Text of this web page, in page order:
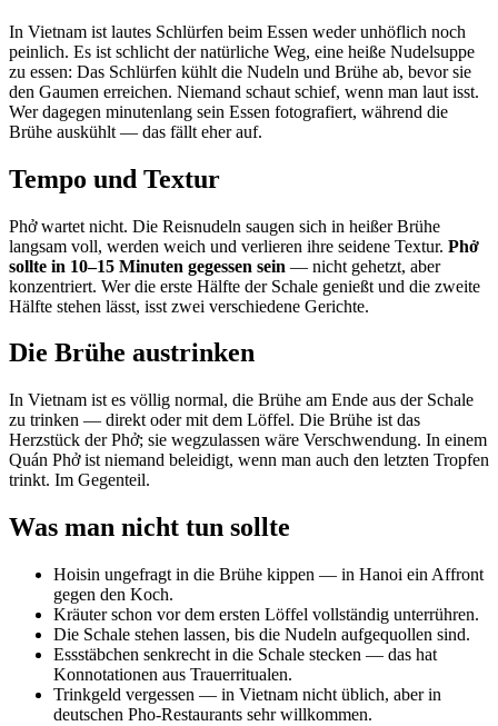
In Vietnam ist lautes Schlürfen beim Essen weder unhöflich noch
peinlich. Es ist schlicht der natürliche Weg, eine heiße Nudelsuppe
zu essen: Das Schlürfen kühlt die Nudeln und Brühe ab, bevor sie
den Gaumen erreichen. Niemand schaut schief, wenn man laut isst.
Wer dagegen minutenlang sein Essen fotografiert, während die
Brühe auskühlt — das fällt eher auf.
Tempo und Textur
Phở wartet nicht. Die Reisnudeln saugen sich in heißer Brühe
langsam voll, werden weich und verlieren ihre seidene Textur. Phở
sollte in 10–15 Minuten gegessen sein — nicht gehetzt, aber
konzentriert. Wer die erste Hälfte der Schale genießt und die zweite
Hälfte stehen lässt, isst zwei verschiedene Gerichte.
Die Brühe austrinken
In Vietnam ist es völlig normal, die Brühe am Ende aus der Schale
zu trinken — direkt oder mit dem Löffel. Die Brühe ist das
Herzstück der Phở; sie wegzulassen wäre Verschwendung. In einem
Quán Phở ist niemand beleidigt, wenn man auch den letzten Tropfen
trinkt. Im Gegenteil.
Was man nicht tun sollte
Hoisin ungefragt in die Brühe kippen — in Hanoi ein Affront
gegen den Koch.
Kräuter schon vor dem ersten Löffel vollständig unterrühren.
Die Schale stehen lassen, bis die Nudeln aufgequollen sind.
Essstäbchen senkrecht in die Schale stecken — das hat
Konnotationen aus Trauerritualen.
Trinkgeld vergessen — in Vietnam nicht üblich, aber in
deutschen Pho-Restaurants sehr willkommen.